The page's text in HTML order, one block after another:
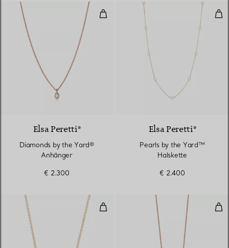
Diamonds by the Yard®
Elsa Peretti®
Diamonds by the Yard®
Anhänger
€ 2.300
Elsa Peretti®
Pearls by the Yard™
Halskette
€ 2.400
Smile Anhänger in Gelbgold mit